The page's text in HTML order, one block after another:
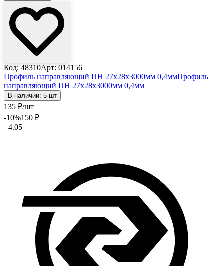
Код: 48310Арт: 014156
Профиль направляющий ПН 27х28х3000мм 0,4ммПрофиль
направляющий ПН 27х28х3000мм 0,4мм
В наличии: 5 шт
135 ₽/шт
-10%150 ₽
+4.05